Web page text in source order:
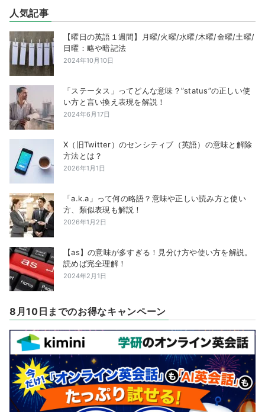
人気記事
【曜日の英語１週間】月曜/火曜/水曜/木曜/金曜/土曜/
日曜：略や暗記法
2024年10月10日
「ステータス」ってどんな意味？”status”の正しい使
い方と言い換え表現を解説！
2024年6月17日
X（旧Twitter）のセンシティブ（英語）の意味と解除
方法とは？
2026年1月1日
「a.k.a」って何の略語？意味や正しい読み方と使い
方、類似表現も解説！
2026年1月2日
【as】の意味が多すぎる！見分け方や使い方を解説。
読めば完全理解！
2024年2月1日
8月10日までのお得なキャンペーン